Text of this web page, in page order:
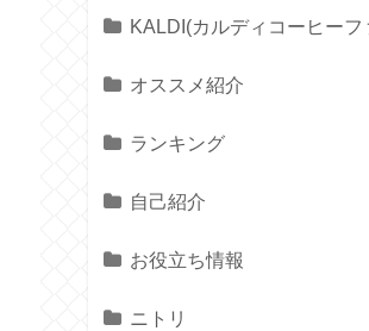
KALDI(カルディコーヒーフ
オススメ紹介
ランキング
自己紹介
お役立ち情報
ニトリ